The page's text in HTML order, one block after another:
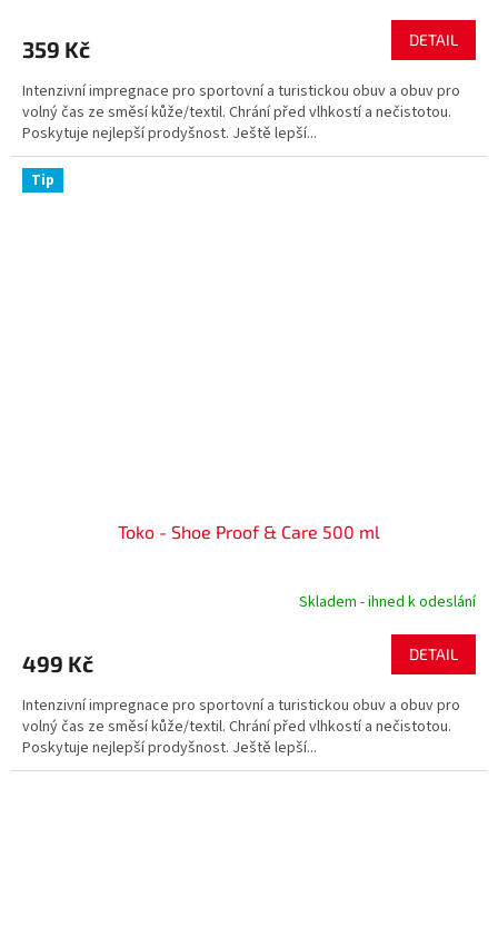
359 Kč DETAIL
Intenzivní impregnace pro sportovní a turistickou obuv a obuv pro
volný čas ze směsí kůže/textil. Chrání před vlhkostí a nečistotou.
Poskytuje nejlepší prodyšnost. Ještě lepší...
Tip
Toko - Shoe Proof & Care 500 ml
Skladem - ihned k odeslání
499 Kč DETAIL
Intenzivní impregnace pro sportovní a turistickou obuv a obuv pro
volný čas ze směsí kůže/textil. Chrání před vlhkostí a nečistotou.
Poskytuje nejlepší prodyšnost. Ještě lepší...